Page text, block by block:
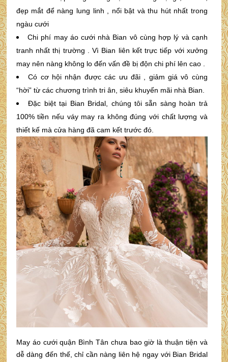
đẹp mắt để nàng lung linh , nổi bật và thu hút nhất trong
ngàu cưới
Chi phí may áo cưới nhà Bian vô cùng hợp lý và cạnh
tranh nhất thị trường . Vì Bian liên kết trực tiếp với xưởng
may nên nàng không lo đến vấn đề bị độn chi phí lên cao .
Có cơ hội nhận được các ưu đãi , giảm giá vô cùng
“hời” từ các chương trình tri ân, siêu khuyến mãi nhà Bian.
Đặc biệt tại Bian Bridal, chúng tôi sẵn sàng hoàn trả
100% tiền nếu váy may ra không đúng với chất lượng và
thiết kế mà cửa hàng đã cam kết trước đó.
May áo cưới quận Bình Tân chưa bao giờ là thuận tiện và
dễ dàng đến thế, chỉ cần nàng liên hệ ngay với Bian Bridal